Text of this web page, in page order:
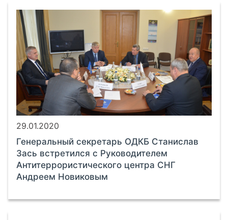
29.01.2020
Генеральный секретарь ОДКБ Станислав
Зась встретился с Руководителем
Антитеррористического центра СНГ
Андреем Новиковым